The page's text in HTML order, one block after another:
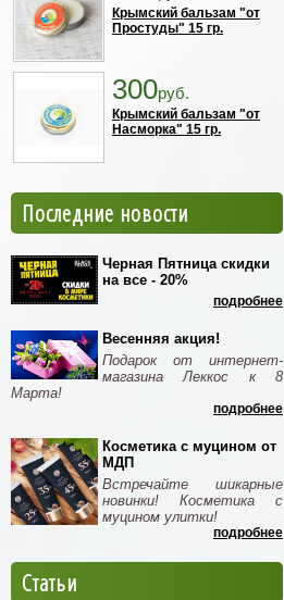
Крымский бальзам "от
Простуды" 15 гр.
300руб.
Крымский бальзам "от
Насморка" 15 гр.
Последние новости
Черная Пятница скидки
на все - 20%
подробнее
Весенняя акция!
Подарок от интернет-
магазина Леккос к 8
Марта!
подробнее
Косметика с муцином от
МДП
Встречайте шикарные
новинки! Косметика с
муцином улитки!
подробнее
Статьи